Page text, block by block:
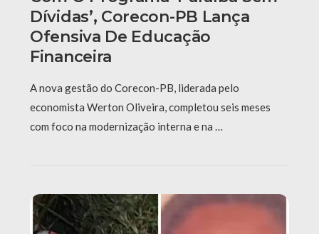
Dívidas’, Corecon-PB Lança
Ofensiva De Educação
Financeira
A nova gestão do Corecon-PB, liderada pelo
economista Werton Oliveira, completou seis meses
com foco na modernização interna e na …